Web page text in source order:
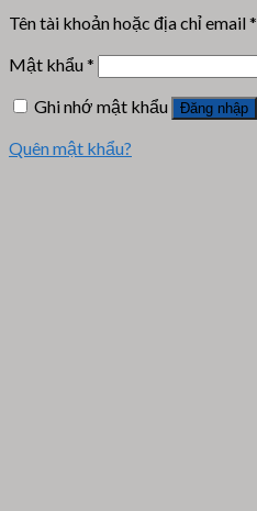
Tên tài khoản hoặc địa chỉ email*
Mật khẩu*
Ghi nhớ mật khẩu
Đăng nhập
Quên mật khẩu?